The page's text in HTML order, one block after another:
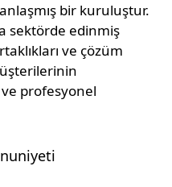
bir kuruluştur.
sektörde edinmiş
ve çözüm
ve profesyonel